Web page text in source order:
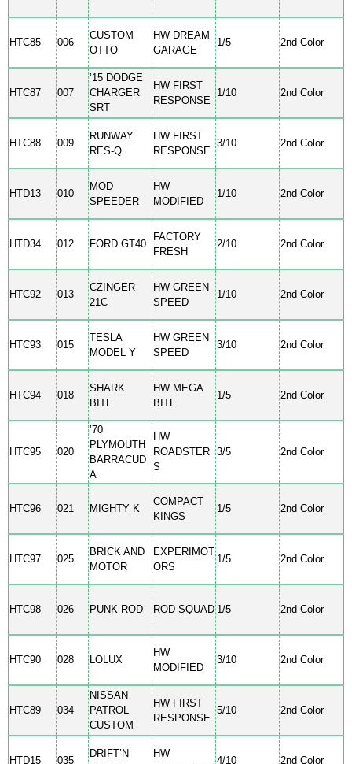
HTC85 006
CUSTOM
OTTO
HW DREAM
GARAGE
1/5 2nd Color
HTC87 007
’15 DODGE
CHARGER
SRT
HW FIRST
RESPONSE
1/10 2nd Color
HTC88 009
RUNWAY
RES-Q
HW FIRST
RESPONSE
3/10 2nd Color
HTD13 010
MOD
SPEEDER
HW
MODIFIED
1/10 2nd Color
HTD34 012 FORD GT40
FACTORY
FRESH
2/10 2nd Color
HTC92 013
CZINGER
21C
HW GREEN
SPEED
1/10 2nd Color
HTC93 015
TESLA
MODEL Y
HW GREEN
SPEED
3/10 2nd Color
HTC94 018
SHARK
BITE
HW MEGA
BITE
1/5 2nd Color
HTC95 020
’70
PLYMOUTH
BARRACUD
A
HW
ROADSTER
S
3/5 2nd Color
HTC96 021 MIGHTY K
COMPACT
KINGS
1/5 2nd Color
HTC97 025
BRICK AND
MOTOR
EXPERIMOT
ORS
1/5 2nd Color
HTC98 026 PUNK ROD ROD SQUAD 1/5 2nd Color
HTC90 028 LOLUX
HW
MODIFIED
3/10 2nd Color
HTC89 034
NISSAN
PATROL
CUSTOM
HW FIRST
RESPONSE
5/10 2nd Color
HTD15 035
DRIFT’N
HW
4/10 2nd Color